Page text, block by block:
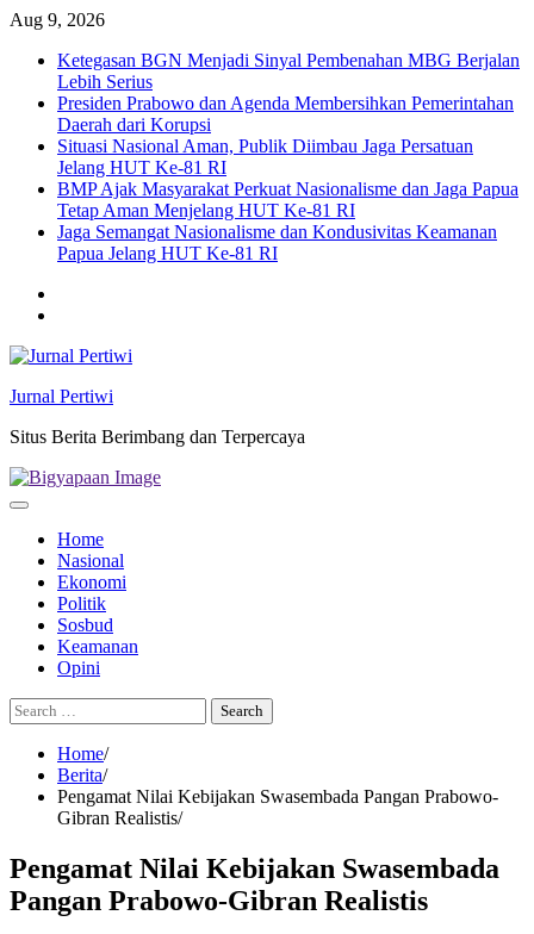
Skip
content
Aug 9, 2026
Ketegasan BGN Menjadi Sinyal Pembenahan MBG Berjalan
Lebih Serius
Presiden Prabowo dan Agenda Membersihkan Pemerintahan
Daerah dari Korupsi
Situasi Nasional Aman, Publik Diimbau Jaga Persatuan
Jelang HUT Ke-81 RI
BMP Ajak Masyarakat Perkuat Nasionalisme dan Jaga Papua
Tetap Aman Menjelang HUT Ke-81 RI
Jaga Semangat Nasionalisme dan Kondusivitas Keamanan
Papua Jelang HUT Ke-81 RI
Jurnal Pertiwi
Situs Berita Berimbang dan Terpercaya
Home
Nasional
Ekonomi
Politik
Sosbud
Keamanan
Opini
Search
for:
Home
Berita
Pengamat Nilai Kebijakan Swasembada Pangan Prabowo-
Gibran Realistis
Pengamat Nilai Kebijakan Swasembada
Pangan Prabowo-Gibran Realistis